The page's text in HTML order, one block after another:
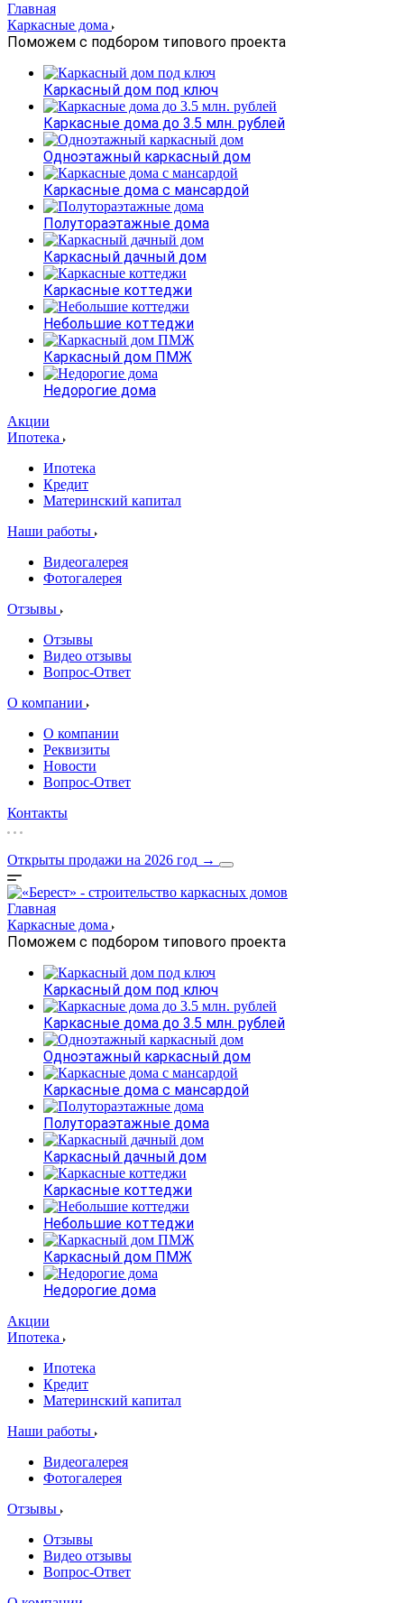
Главная
Каркасные дома
Поможем с подбором типового проекта
Каркасный дом под ключ
Каркасные дома до 3.5 млн. рублей
Одноэтажный каркасный дом
Каркасные дома с мансардой
Полутораэтажные дома
Каркасный дачный дом
Каркасные коттеджи
Небольшие коттеджи
Каркасный дом ПМЖ
Недорогие дома
Акции
Ипотека
Ипотека
Кредит
Материнский капитал
Наши работы
Видеогалерея
Фотогалерея
Отзывы
Отзывы
Видео отзывы
Вопрос-Ответ
О компании
О компании
Реквизиты
Новости
Вопрос-Ответ
Контакты
Открыты продажи на 2026 год →
Главная
Каркасные дома
Поможем с подбором типового проекта
Каркасный дом под ключ
Каркасные дома до 3.5 млн. рублей
Одноэтажный каркасный дом
Каркасные дома с мансардой
Полутораэтажные дома
Каркасный дачный дом
Каркасные коттеджи
Небольшие коттеджи
Каркасный дом ПМЖ
Недорогие дома
Акции
Ипотека
Ипотека
Кредит
Материнский капитал
Наши работы
Видеогалерея
Фотогалерея
Отзывы
Отзывы
Видео отзывы
Вопрос-Ответ